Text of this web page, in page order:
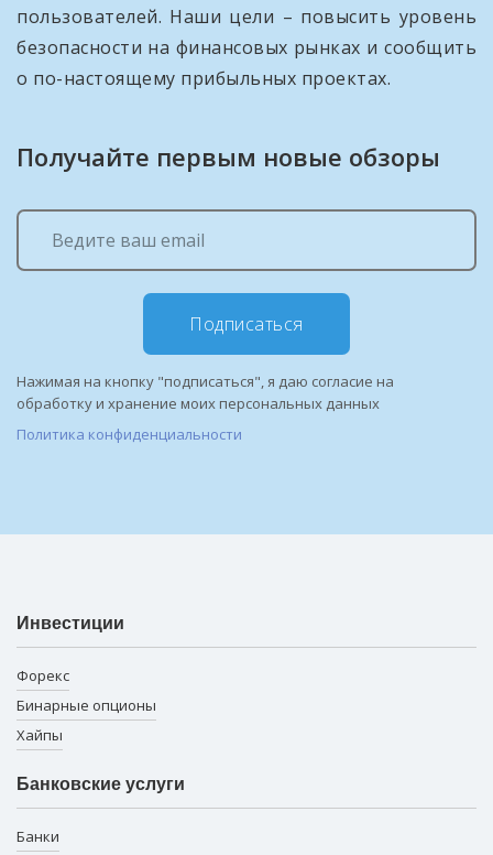
пользователей. Наши цели – повысить уровень
безопасности на финансовых рынках и сообщить
о по-настоящему прибыльных проектах.
Получайте первым новые обзоры
Подписаться
Нажимая на кнопку "подписаться", я даю согласие на
обработку и хранение моих персональных данных
Политика конфиденциальности
Инвестиции
Форекс
Бинарные опционы
Хайпы
Банковские услуги
Банки